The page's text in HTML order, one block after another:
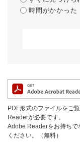
時間がかかった
PDF形式のファイルをご
Readerが必要です。
Adobe Readerをお持ちで
ください。（無料）